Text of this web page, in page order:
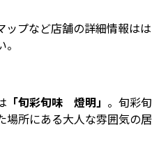
ップなど店舗の詳細情報はは
「旬彩旬味 燈明」 。旬彩旬
所にある大人な雰囲気の居